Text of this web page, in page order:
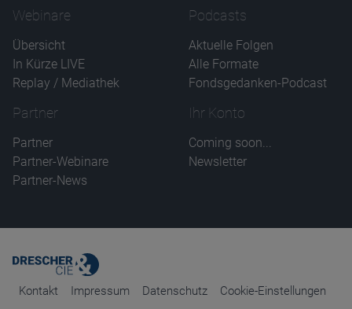
Webinare
Übersicht
In Kürze LIVE
Replay / Mediathek
Podcasts
Aktuelle Folgen
Alle Formate
Fondsgedanken-Podcast
Partner
Partner
Partner-Webinare
Partner-News
Ihr Konto
Coming soon...
Newsletter
Kontakt Impressum Datenschutz Cookie-Einstellungen
Zweck
Ablauf